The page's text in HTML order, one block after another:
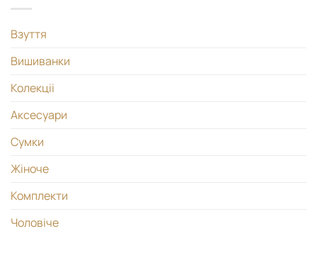
Взуття
Вишиванки
Колекціі
Аксесуари
Сумки
Жіноче
Комплекти
Чоловіче